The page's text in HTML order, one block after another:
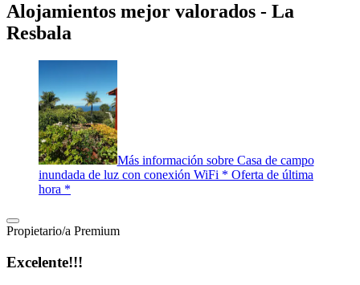
Alojamientos mejor valorados - La
Resbala
Más información sobre Casa de campo
inundada de luz con conexión WiFi * Oferta de última
hora *
Propietario/a Premium
Excelente!!!